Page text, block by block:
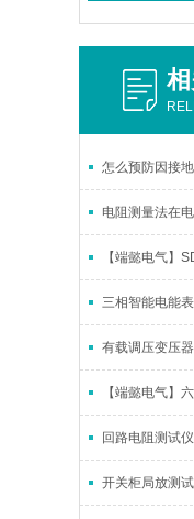
怎么预防因接
三相智能电能
有载调压变压
回路电阻测试
开关柜局放测